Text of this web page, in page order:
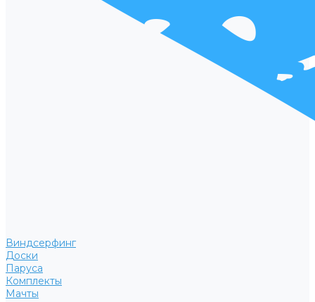
Виндсерфинг
Доски
Паруса
Комплекты
Мачты